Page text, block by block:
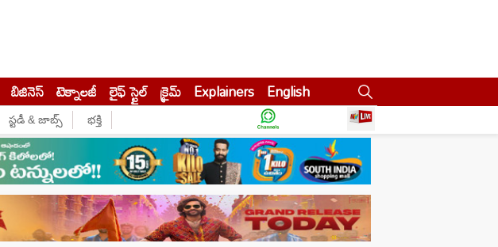
బిజినెస్‌ టెక్నాలజీ లైఫ్ స్టైల్ క్రైమ్ Explainers English
స్టడీ & జాబ్స్ భక్తి